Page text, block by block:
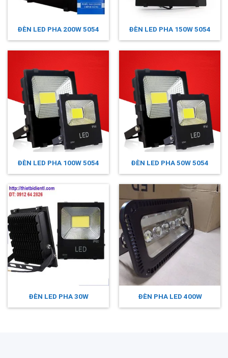
ĐÈN LED PHA 200W 5054 ĐÈN LED PHA 150W 5054
ĐÈN LED PHA 100W 5054 ĐÈN LED PHA 50W 5054
ĐÈN LED PHA 30W ĐÈN PHA LED 400W